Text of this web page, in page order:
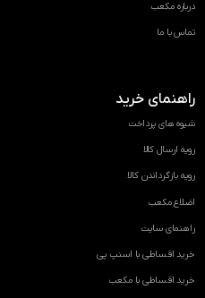
درباره مکعب
تماس با ما
راهنمای خرید
شیوه های پرداخت
رویه ارسال کالا
رویه بازگرداندن کالا
اضلاع مکعب
راهنمای سایت
خرید اقساطی با اسنپ پی
خرید اقساطی با مکعب